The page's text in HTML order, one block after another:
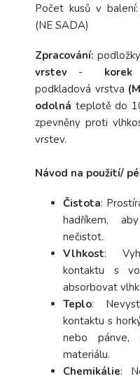
Počet kusů v balení:
(NE SADA)
Zpracování:
vrstev - korek
podkladová vrstva
odolná teplotě do
zpevněny proti
vrstev.
Návod na použití/
Čistota:
hadříkem,
nečistot.
Vlhkost:
kontaktu s
absorbovat
Teplo:
kontaktu s
nebo pánve,
materiálu.
Chemikálie: